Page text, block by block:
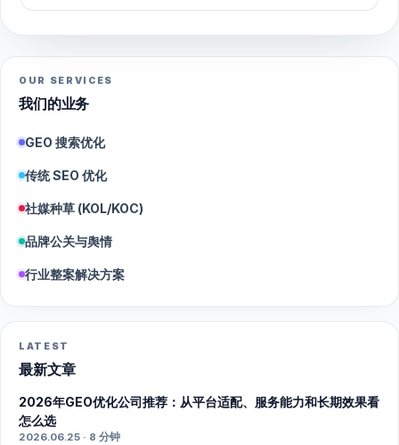
OUR SERVICES
我们的业务
GEO 搜索优化
传统 SEO 优化
社媒种草 (KOL/KOC)
品牌公关与舆情
行业整案解决方案
LATEST
最新文章
2026年GEO优化公司推荐：从平台适配、服务能力和长期效果看
怎么选
2026.06.25 · 8 分钟